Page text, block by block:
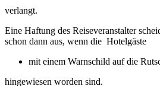
verlangt.
Eine Haftung des Reiseveranstalter
schon dann aus, wenn die Hotelgäste
mit einem Warnschild auf die
hingewiesen worden sind.